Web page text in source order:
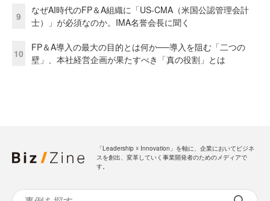
9
なぜAI時代のFP＆A組織に「US-CMA（米国公認管理会計
士）」が必須なのか。IMA名誉会長に聞く
10
FP＆A導入の最大の目的とは何か──導入を阻む「二つの
壁」、本社経営企画が果たすべき「真の役割」とは
「Leadership ☓ Innovation」を軸に、企業においてビジネ
スを創出、変革していく事業開発者のためのメディアで
す。